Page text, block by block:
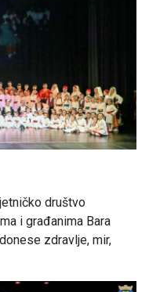
društvo
i građanima Bara
zdravlje, mir,